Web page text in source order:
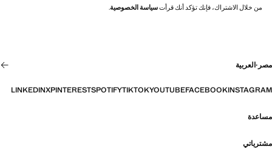
من خلال الاشتراك، فإنك تؤكد أنك قرأتسياسة الخصوصية.
مصر ·العربية
INSTAGRAM
FACEBOOK
YOUTUBE
TIKTOK
SPOTIFY
PINTEREST
X
LINKEDIN
مساعدة
مشترياتي